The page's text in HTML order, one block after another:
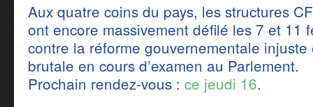
Aux quatre coins du pays, les structures
ont encore massivement défilé les 7 et 11
contre la réforme gouvernementale injuste
brutale en cours d’examen au Parlement.
Prochain rendez-vous : ce jeudi 16.